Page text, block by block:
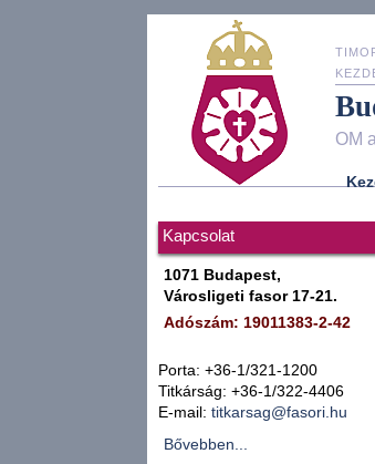
OM
Kapcsolat
1071 Budapest,
Városligeti fasor 17-21.
Adószám: 19011383-2-42
Porta: +36-1/321-1200
Titkárság: +36-1/322-4406
E-mail: titkarsag@fasori.hu
Bővebben...